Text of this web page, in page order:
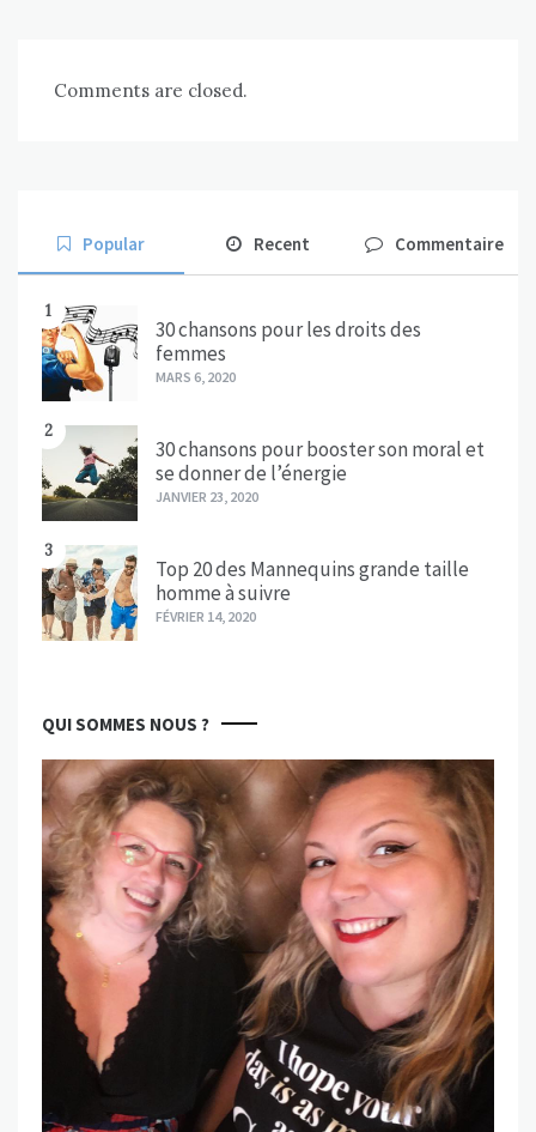
Comments are closed.
Popular Recent Commentaire
1
30 chansons pour les droits des
femmes
MARS 6, 2020
2
30 chansons pour booster son moral et
se donner de l’énergie
JANVIER 23, 2020
3
Top 20 des Mannequins grande taille
homme à suivre
FÉVRIER 14, 2020
QUI SOMMES NOUS ?